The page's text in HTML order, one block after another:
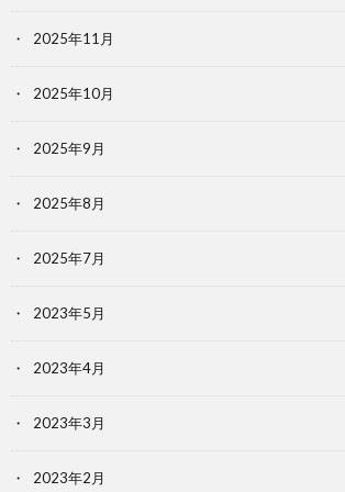
2025年11月
2025年10月
2025年9月
2025年8月
2025年7月
2023年5月
2023年4月
2023年3月
2023年2月